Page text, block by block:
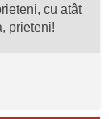
cu atât
prieteni!